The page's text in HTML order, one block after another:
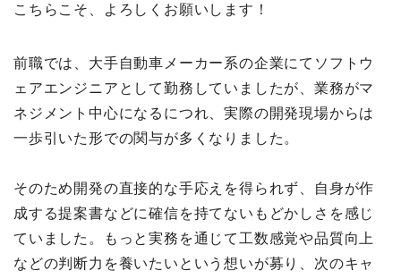
こちらこそ、よろしくお願いします！
前職では、大手自動車メーカー系の企業にてソフトウ
ェアエンジニアとして勤務していましたが、業務がマ
ネジメント中心になるにつれ、実際の開発現場からは
一歩引いた形での関与が多くなりました。
そのため開発の直接的な手応えを得られず、自身が作
成する提案書などに確信を持てないもどかしさを感じ
ていました。もっと実務を通じて工数感覚や品質向上
などの判断力を養いたいという想いが募り、次のキャ